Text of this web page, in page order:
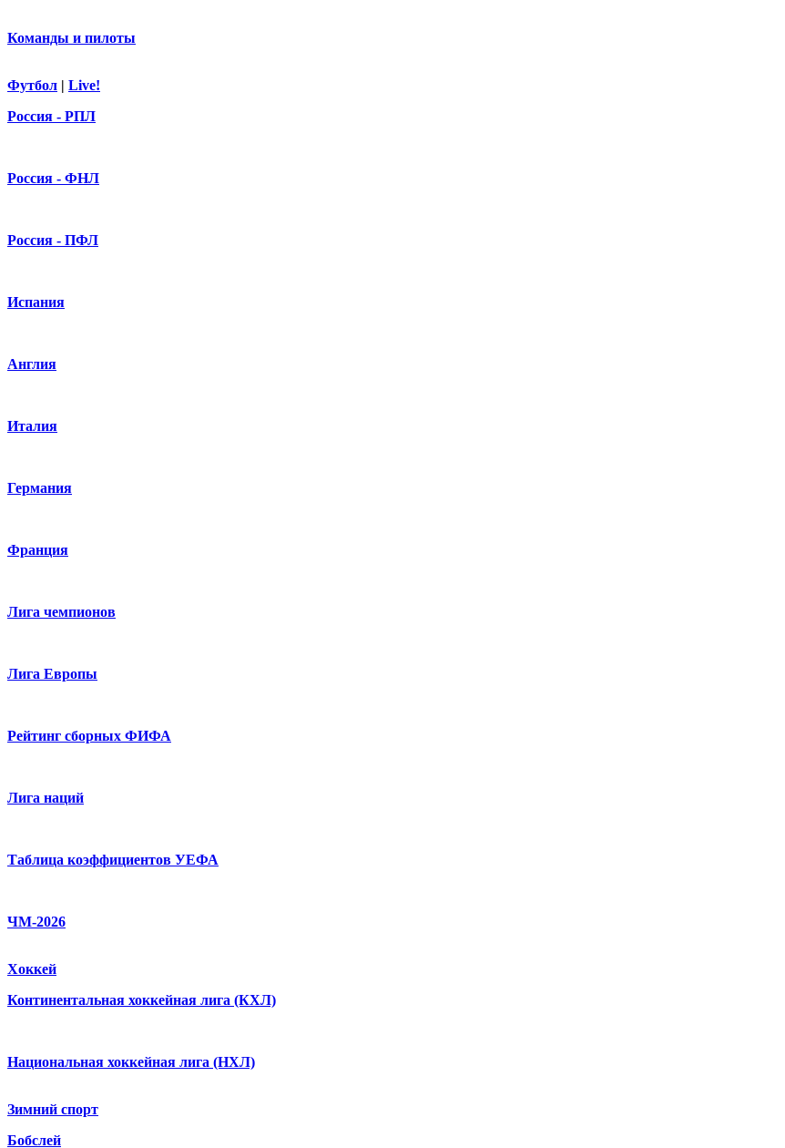
Команды и пилоты
Футбол | Live!
Россия - РПЛ
Россия - ФНЛ
Россия - ПФЛ
Испания
Англия
Италия
Германия
Франция
Лига чемпионов
Лига Европы
Рейтинг сборных ФИФА
Лига наций
Таблица коэффициентов УЕФА
ЧМ-2026
Хоккей
Континентальная хоккейная лига (КХЛ)
Национальная хоккейная лига (НХЛ)
Зимний спорт
Бобслей